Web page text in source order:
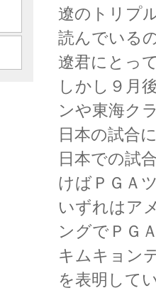
遼のトリプ
読んでいる
遼君にとっ
しかし９月
ンや東海ク
日本の試合
日本での試
けばＰＧＡ
いずれはア
ングでＰＧ
キムキョン
を表明して